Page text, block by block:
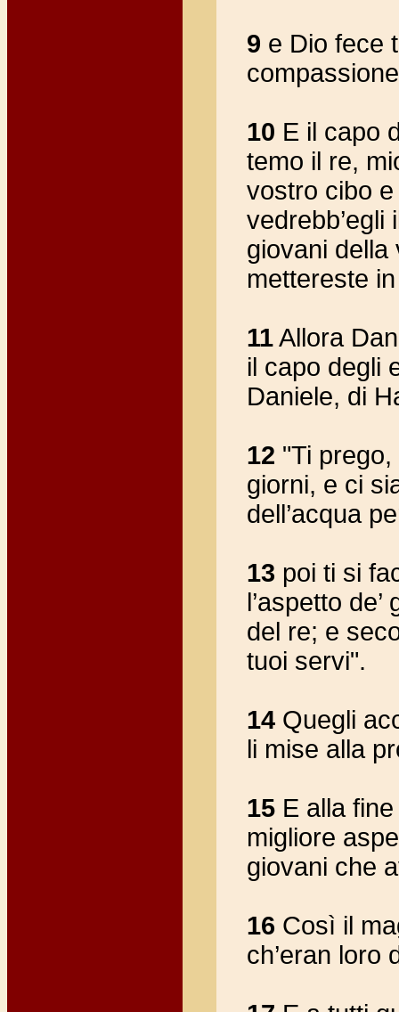
9 e Dio fece
10 E il capo
temo il re,
vostro cibo
giovani della
mettereste
11Allora
il capo degli
Daniele, di
12 "Ti prego,
giorni, e ci
dell’acqua
13 poi ti si
l’aspetto
del re; e
tuoi servi".
14 Quegli
li mise alla
15 E alla
migliore
giovani che
16 Così il
ch’eran loro